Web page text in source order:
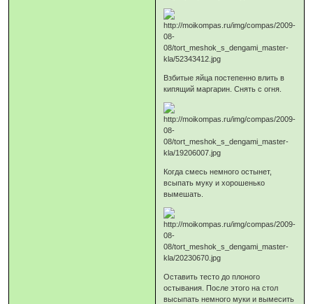
Взбитые яйца постепенно влить в
кипящий маргарин. Снять с огня.
Когда смесь немного остынет,
всыпать муку и хорошенько
вымешать.
Оставить тесто до плоного
остывания. После этого на стол
высыпать немного муки и вымесить